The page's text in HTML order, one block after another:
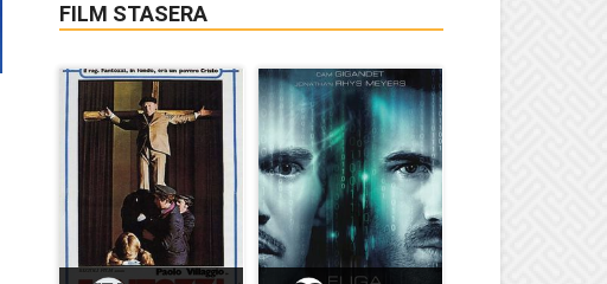
FILM STASERA